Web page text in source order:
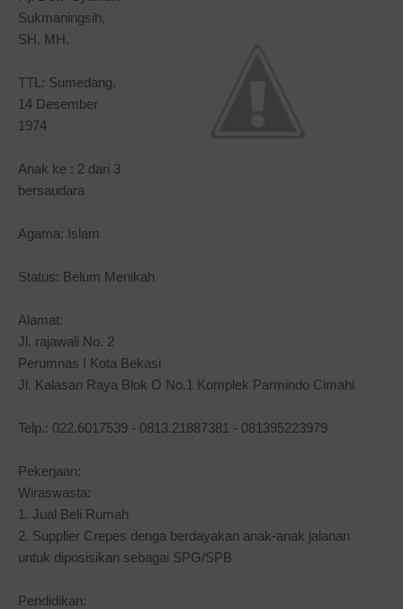
Sukmaningsih,
SH. MH.
TTL: Sumedang,
14 Desember
1974
Anak ke : 2 dari 3
bersaudara
Agama: Islam
Status: Belum Menikah
Alamat:
Jl. rajawali No. 2
Perumnas I Kota Bekasi
Jl. Kalasan Raya Blok O No.1 Komplek Parmindo Cimahi
Telp.: 022.6017539 - 0813.21887381 - 081395223979
Pekerjaan:
Wiraswasta:
1. Jual Beli Rumah
2. Supplier Crepes denga berdayakan anak-anak jalanan
untuk diposisikan sebagai SPG/SPB
Pendidikan: